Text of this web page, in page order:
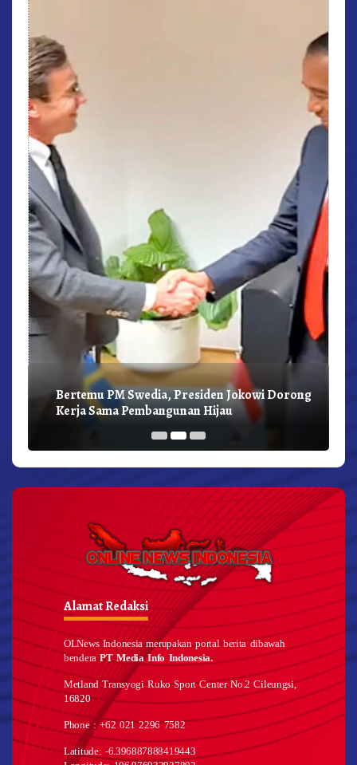
Bertemu PM Swedia, Presiden Jokowi Dorong
Kerja Sama Pembangunan Hijau
Alamat Redaksi
OLNews Indonesia merupakan portal berita dibawah
benderaPT Media Info Indonesia.
Metland Transyogi Ruko Sport Center No.2 Cileungsi,
16820
Phone : +62 021 2296 7582
Latitude: -6.396887888419443